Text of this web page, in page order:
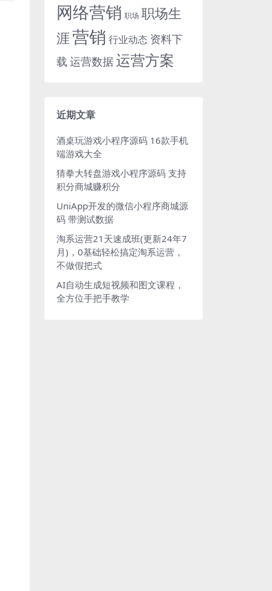
网络营销 职场 职场生
涯营销 行业动态 资料下
载 运营数据运营方案
近期文章
酒桌玩游戏小程序源码 16款手机
端游戏大全
猜拳大转盘游戏小程序源码 支持
积分商城赚积分
UniApp开发的微信小程序商城源
码 带测试数据
淘系运营21天速成班(更新24年7
月)，0基础轻松搞定淘系运营，
不做假把式
AI自动生成短视频和图文课程，
全方位手把手教学